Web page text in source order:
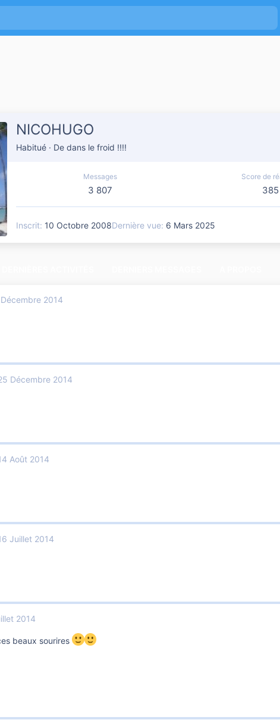
NICOHUGO
Habitué · De dans le froid !!!!
Messages
3 807
Score de
385
Inscrit 10 Octobre 2008Dernière vue 6 Mars 2025
2014
Décembre 2014
Août 2014
Juillet 2014
2014
beaux sourires